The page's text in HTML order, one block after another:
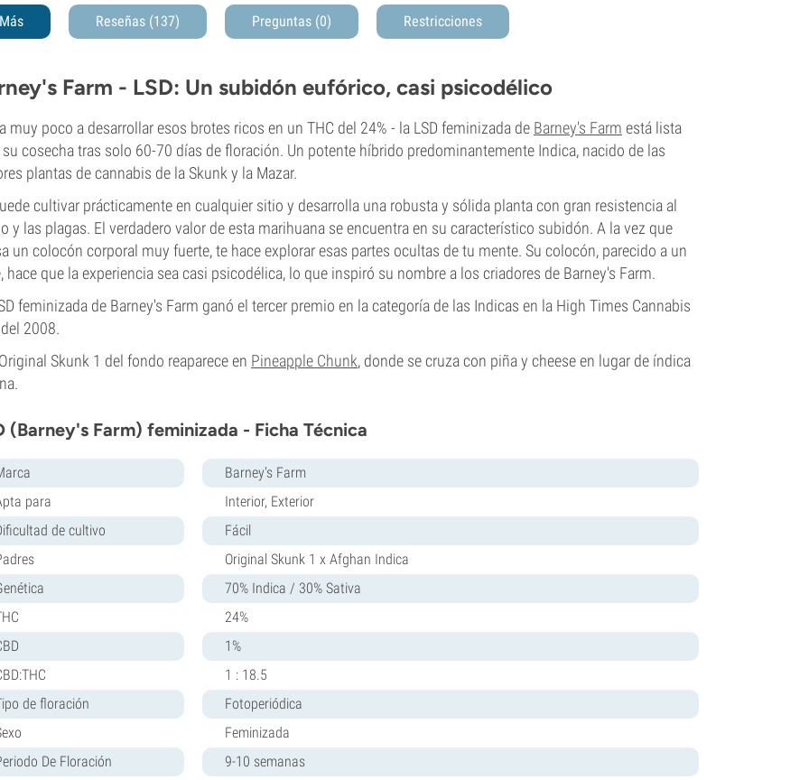
Más Reseñas (137) Preguntas (0) Restricciones
Farm - LSD: Un subidón eufórico, casi psicodélico
muy poco a desarrollar esos brotes ricos en un THC del 24% - la LSD feminizada de Barney's Farm está lista
su cosecha tras solo 60-70 días de floración. Un potente híbrido predominantemente Indica, nacido de las
plantas de cannabis de la Skunk y la Mazar.
cultivar prácticamente en cualquier sitio y desarrolla una robusta y sólida planta con gran resistencia al
y las plagas. El verdadero valor de esta marihuana se encuentra en su característico subidón. A la vez que
un colocón corporal muy fuerte, te hace explorar esas partes ocultas de tu mente. Su colocón, parecido a un
hace que la experiencia sea casi psicodélica, lo que inspiró su nombre a los criadores de Barney's Farm.
feminizada de Barney's Farm ganó el tercer premio en la categoría de las Indicas en la High Times Cannabis
2008.
Skunk 1 del fondo reaparece en Pineapple Chunk, donde se cruza con piña y cheese en lugar de índica
(Barney's Farm) feminizada - Ficha Técnica
Barney's Farm
para
Interior, Exterior
de cultivo
Fácil
Original Skunk 1 x Afghan Indica
70% Indica / 30% Sativa
24%
1%
1 : 18.5
de floración
Fotoperiódica
Feminizada
De Floración
9-10 semanas